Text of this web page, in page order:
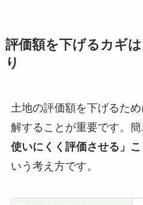
評価額を下げるカギ
り
土地の評価額を下げるた
解することが重要です。簡
使いにくく評価させる」
いう考え方です。